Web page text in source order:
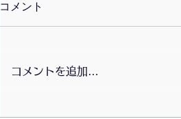
コメント
コメントを追加…